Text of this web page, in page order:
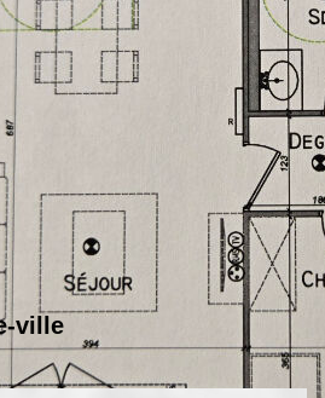
https://www.georisques.gouv.fr/
ville